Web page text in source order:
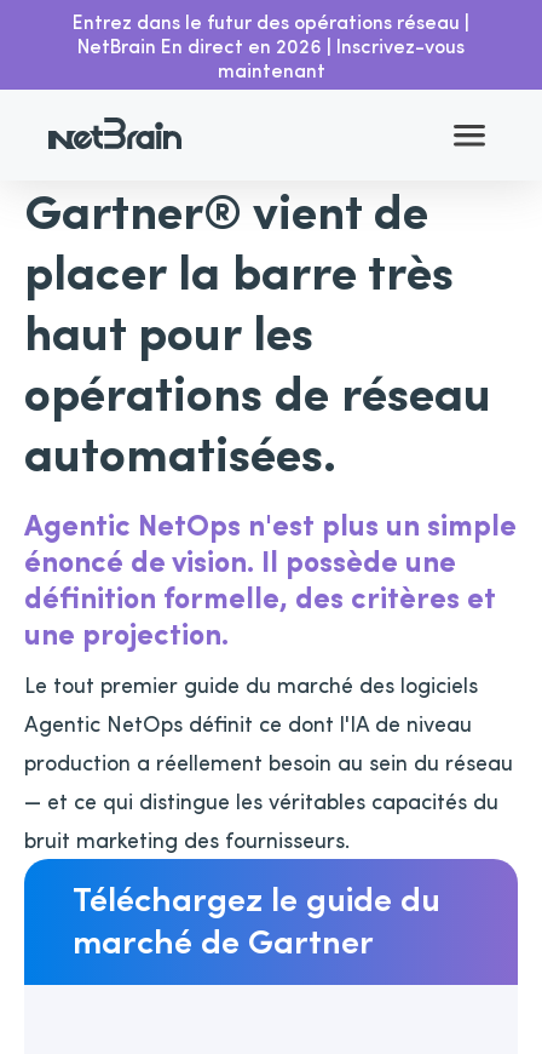
Entrez dans le futur des opérations réseau |
NetBrain En direct en 2026 | Inscrivez-vous
maintenant
Accueil Ressources Recherche Gartner
Gartner® vient de
placer la barre très
haut pour les
opérations de réseau
automatisées.
Agentic NetOps n'est plus un simple
énoncé de vision. Il possède une
définition formelle, des critères et
une projection.
Le tout premier guide du marché des logiciels
Agentic NetOps définit ce dont l'IA de niveau
production a réellement besoin au sein du réseau
— et ce qui distingue les véritables capacités du
bruit marketing des fournisseurs.
Téléchargez le guide du
marché de Gartner